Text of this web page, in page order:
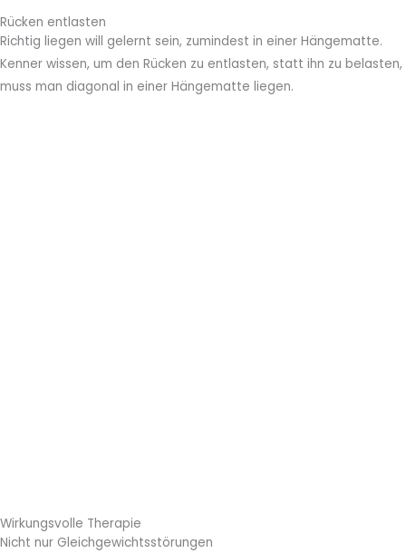
Rücken entlasten
Richtig liegen will gelernt sein, zumindest in einer Hängematte.
Kenner wissen, um den Rücken zu entlasten, statt ihn zu belasten,
muss man diagonal in einer Hängematte liegen.
Wirkungsvolle Therapie
Nicht nur Gleichgewichtsstörungen